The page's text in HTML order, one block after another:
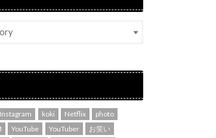
Instagram koki Netflix
photo
YouTube YouTuber
お笑い